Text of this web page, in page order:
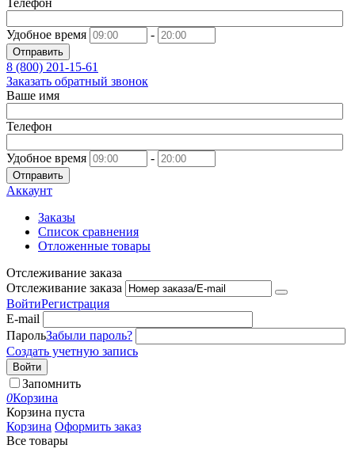
Телефон
Удобное время -
Отправить
8 (800) 201-15-61
Заказать обратный звонок
Ваше имя
Телефон
Удобное время -
Отправить
Аккаунт
Заказы
Список сравнения
Отложенные товары
Отслеживание заказа
Отслеживание заказа
ВойтиРегистрация
E-mail
ПарольЗабыли пароль?
Создать учетную запись
Войти
Запомнить
0Корзина
Корзина пуста
Корзина Оформить заказ
Все товары